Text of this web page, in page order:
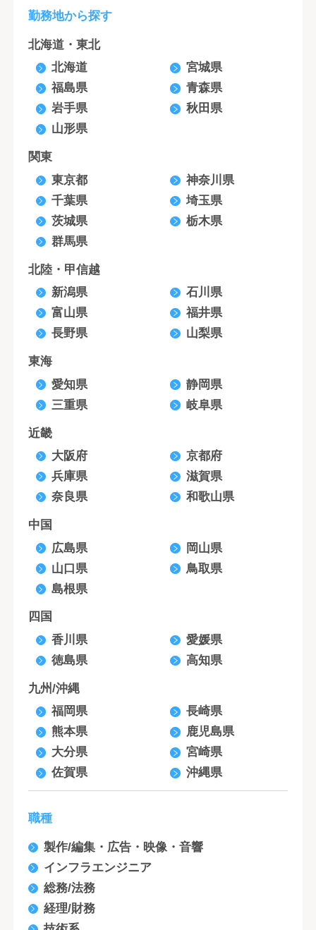
勤務地から探す
北海道・東北
北海道
宮城県
福島県
青森県
岩手県
秋田県
山形県
関東
東京都
神奈川県
千葉県
埼玉県
茨城県
栃木県
群馬県
北陸・甲信越
新潟県
石川県
富山県
福井県
長野県
山梨県
東海
愛知県
静岡県
三重県
岐阜県
近畿
大阪府
京都府
兵庫県
滋賀県
奈良県
和歌山県
中国
広島県
岡山県
山口県
鳥取県
島根県
四国
香川県
愛媛県
徳島県
高知県
九州/沖縄
福岡県
長崎県
熊本県
鹿児島県
大分県
宮崎県
佐賀県
沖縄県
職種
製作/編集・広告・映像・音響
インフラエンジニア
総務/法務
経理/財務